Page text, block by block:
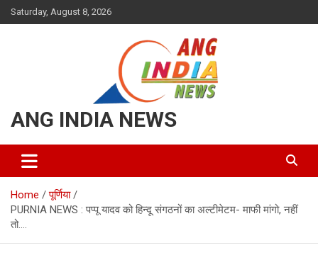
Skip
to
Saturday, August 8, 2026
ANG INDIA NEWS
Home
पूर्णिया
PURNIA NEWS : पप्पू यादव को हिन्दू संगठनों का अल्टीमेटम- माफी मांगो, नहीं
तो….